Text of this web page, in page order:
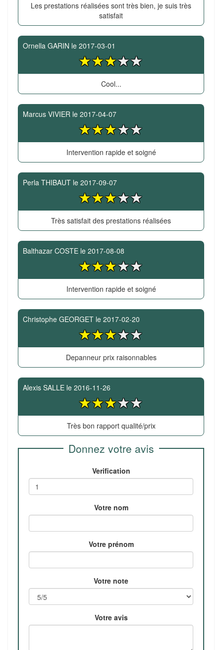
Les prestations réalisées sont très bien, je suis très
satisfait
Ornella GARIN le 2017-03-01
Cool...
Marcus VIVIER le 2017-04-07
Intervention rapide et soigné
Perla THIBAUT le 2017-09-07
Très satisfait des prestations réalisées
Balthazar COSTE le 2017-08-08
Intervention rapide et soigné
Christophe GEORGET le 2017-02-20
Depanneur prix raisonnables
Alexis SALLE le 2016-11-26
Très bon rapport qualité/prix
Donnez votre avis
Verification
Votre nom
Votre prénom
Votre note
Votre avis